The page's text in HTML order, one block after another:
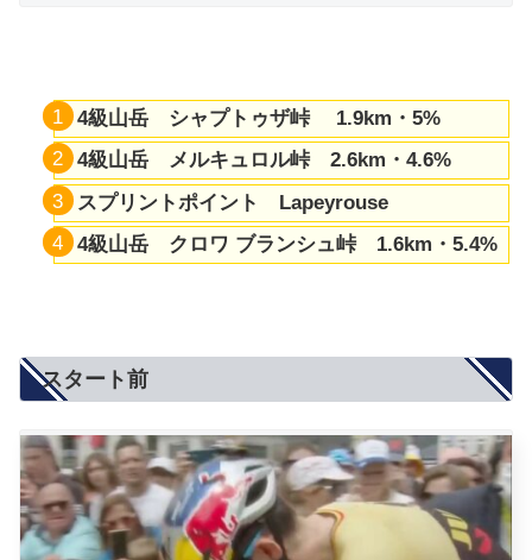
4級山岳 シャプトゥザ峠
1.9km・5%
4級山岳 メルキュロル峠2.6km・4.6%
スプリントポイント Lapeyrouse
4級山岳 クロワ ブランシュ峠1.6km・5.4%
スタート前